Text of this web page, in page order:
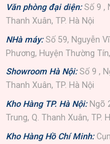
Văn phòng đại diện:Số 9 ,
Thanh Xuân, TP. Hà Nội
NHà máy: Số 59, Nguyễn
Phương, Huyện Thường
Showroom Hà Nội: Số 9 ,
Thanh Xuân, TP. Hà Nội
Kho Hàng TP. Hà Nội: Ngõ
Trung, Q. Thanh Xuân, TP.
Kho Hàng Hồ Chí Minh: